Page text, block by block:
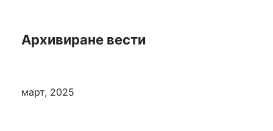
Архивиране вести
март, 2025